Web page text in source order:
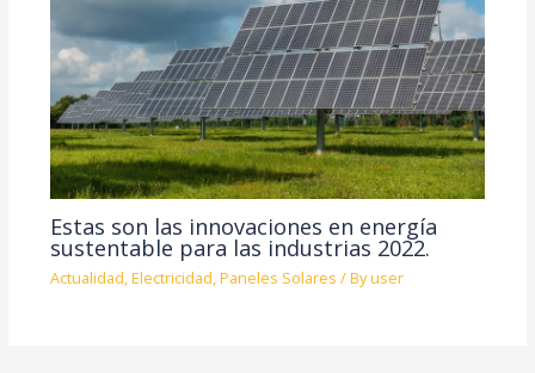
Estas son las innovaciones en energía
sustentable para las industrias 2022.
Actualidad,Electricidad,Paneles Solares / Byuser